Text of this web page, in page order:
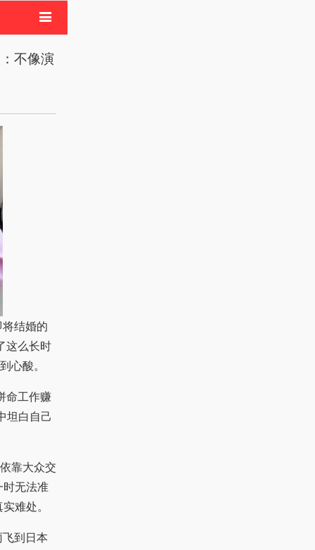
动
不像演
这么长时
心酸。
命工作赚
坦白自己
靠大众交
时无法准
难处。
到日本